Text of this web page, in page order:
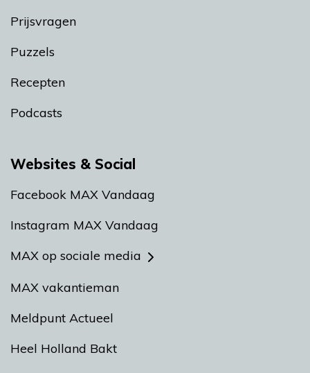
Prijsvragen
Puzzels
Recepten
Podcasts
Websites & Social
Facebook MAX Vandaag
Instagram MAX Vandaag
MAX op sociale media
MAX vakantieman
Meldpunt Actueel
Heel Holland Bakt